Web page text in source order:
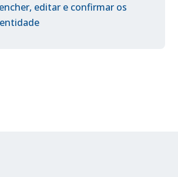
editar e confirmar os